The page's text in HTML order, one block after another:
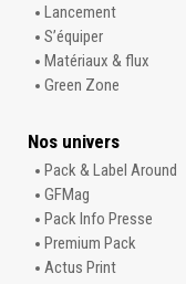
Lancement
S’équiper
Matériaux & flux
Green Zone
Nos univers
Pack & Label Around
GFMag
Pack Info Presse
Premium Pack
Actus Print